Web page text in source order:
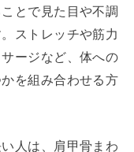
とで見た目や不調
ストレッチや筋力
ージなど、体への
を組み合わせる方
人は、肩甲骨まわ